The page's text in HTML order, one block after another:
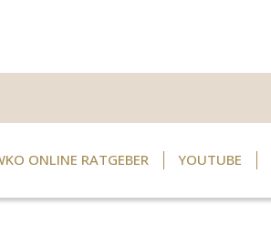
ONLINE RATGEBER YOUTUBE